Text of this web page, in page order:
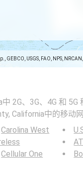
GEBCO, USGS, FAO, NPS,
2G、3G、4G 和 5G
California中的移动
Carolina West
Cellular One